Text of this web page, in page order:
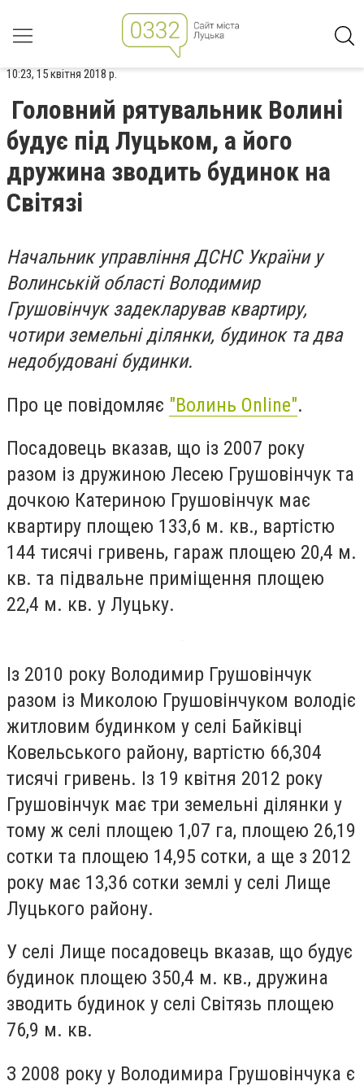
10:23, 15 квітня 2018 р.
Головний рятувальник Волині
будує під Луцьком, а його
дружина зводить будинок на
Світязі
Начальник управління ДСНС України у
Волинській області Володимир
Грушовінчук задекларував квартиру,
чотири земельні ділянки, будинок та два
недобудовані будинки.
Про це повідомляє "Волинь Online".
Посадовець вказав, що із 2007 року
разом із дружиною Лесею Грушовінчук та
дочкою Катериною Грушовінчук має
квартиру площею 133,6 м. кв., вартістю
144 тисячі гривень, гараж площею 20,4 м.
кв. та підвальне приміщення площею
22,4 м. кв. у Луцьку.
Із 2010 року Володимир Грушовінчук
разом із Миколою Грушовінчуком володіє
житловим будинком у селі Байківці
Ковельського району, вартістю 66,304
тисячі гривень. Із 19 квітня 2012 року
Грушовінчук має три земельні ділянки у
тому ж селі площею 1,07 га, площею 26,19
сотки та площею 14,95 сотки, а ще з 2012
року має 13,36 сотки землі у селі Лище
Луцького району.
У селі Лище посадовець вказав, що будує
будинок площею 350,4 м. кв., дружина
зводить будинок у селі Світязь площею
76,9 м. кв.
З 2008 року у Володимира Грушовінчука є